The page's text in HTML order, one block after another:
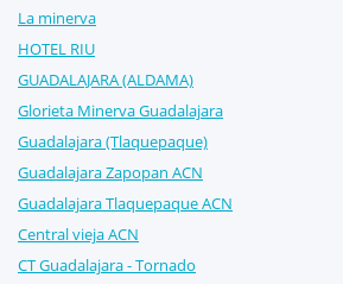
La minerva
HOTEL RIU
GUADALAJARA (ALDAMA)
Glorieta Minerva Guadalajara
Guadalajara (Tlaquepaque)
Guadalajara Zapopan ACN
Guadalajara Tlaquepaque ACN
Central vieja ACN
CT Guadalajara - Tornado